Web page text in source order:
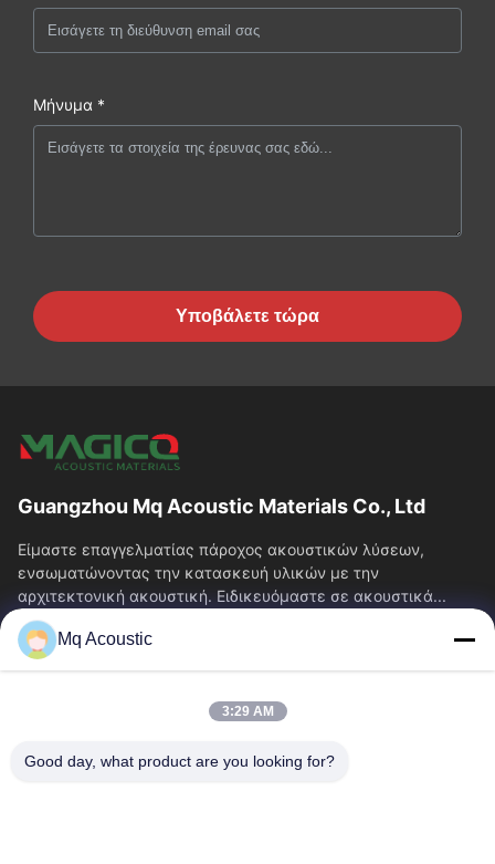
Μήνυμα *
Υποβάλετε τώρα
Guangzhou Mq Acoustic Materials Co., Ltd
Είμαστε επαγγελματίας πάροχος ακουστικών λύσεων,
ενσωματώνοντας την κατασκευή υλικών με την
αρχιτεκτονική ακουστική. Ειδικευόμαστε σε ακουστικά...
Γρήγορες Συνδέσεις
Σπίτι
Σχετικά Με Εμάς
Επικοινωνήστε Μαζί Μας
Ζητήστε Μια Προσφορά
Mq Acoustic
3:29 AM
Good day, what product are you looking for?